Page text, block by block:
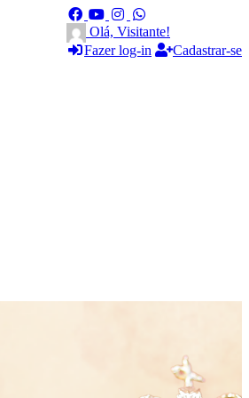
Olá, Visitante!
Fazer log-in
Cadastrar-se